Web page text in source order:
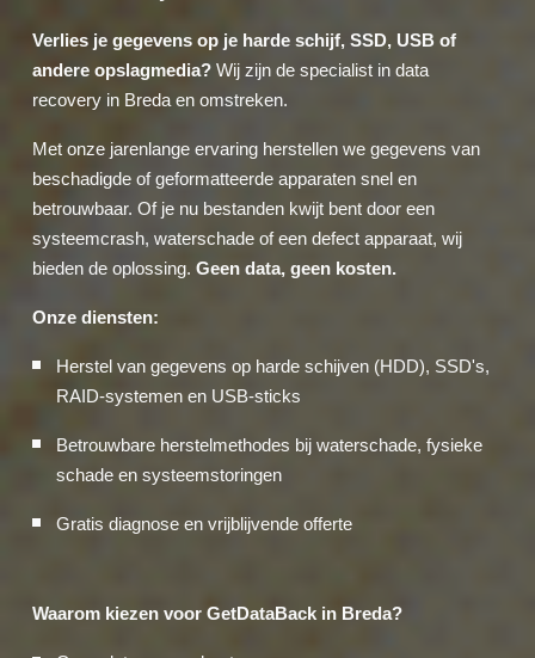
Verlies je gegevens op je harde schijf, SSD, USB of
andere opslagmedia? Wij zijn de specialist in data
recovery in Breda en omstreken.
Met onze jarenlange ervaring herstellen we gegevens van
beschadigde of geformatteerde apparaten snel en
betrouwbaar. Of je nu bestanden kwijt bent door een
systeemcrash, waterschade of een defect apparaat, wij
bieden de oplossing.Geen data, geen kosten.
Onze diensten:
Herstel van gegevens op harde schijven (HDD), SSD's,
RAID-systemen en USB-sticks
Betrouwbare herstelmethodes bij waterschade, fysieke
schade en systeemstoringen
Gratis diagnose en vrijblijvende offerte
Waarom kiezen voor GetDataBack in Breda?